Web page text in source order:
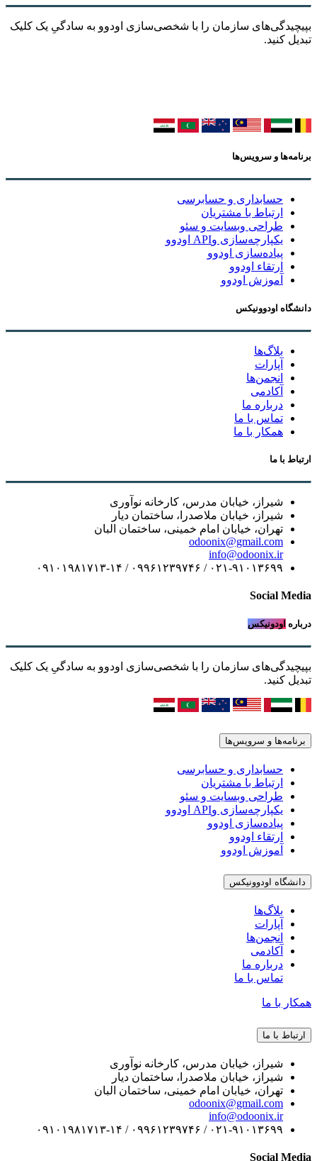
بپیچیدگی‌های سازمان را با شخصی‌سازی اودوو به سادگیِ یک کلیک
تبدیل کنید.
برنامه‌ها و سرویس‌ها
حسابداری و حسابرسی
ارتباط با مشتریان
طراحی وبسایت و سئو
یکپارچه‌سازی وAPI اودوو
پیاده‌سازی اودوو
ارتقاء اودوو
آموزش اودوو
دانشگاه اودوونیکس
بلاگ‌ها
آپارات
انجمن‌ها
آکادمی
درباره ما
تماس با ما
همکار با ما
ارتباط با ما
شیراز، خیابان مدرس، کارخانه نوآوری
شیراز، خیابان ملاصدرا، ساختمان دیار
تهران، خیابان امام خمینی، ساختمان البان
odoonix@gmail.com
info@odoonix.ir
۰۲۱-۹۱۰۱۳۶۹۹ / ۰۹۹۶۱۲۳۹۷۴۶ / ۰۹۱۰۱۹۸۱۷۱۳-۱۴
Social Media
درباره اودونیکس
بپیچیدگی‌های سازمان را با شخصی‌سازی اودوو به سادگیِ یک کلیک
تبدیل کنید.
برنامه‌ها و سرویس‌ها
حسابداری و حسابرسی
ارتباط با مشتریان
طراحی وبسایت و سئو
یکپارچه‌سازی وAPI اودوو
پیاده‌سازی اودوو
ارتقاء اودوو
آموزش اودوو
دانشگاه اودوونیکس
بلاگ‌ها
آپارات
انجمن‌ها
آکادمی
درباره ما
تماس با ما
همکار با ما
ارتباط با ما
شیراز، خیابان مدرس، کارخانه نوآوری
شیراز، خیابان ملاصدرا، ساختمان دیار
تهران، خیابان امام خمینی، ساختمان البان
odoonix@gmail.com
info@odoonix.ir
۰۲۱-۹۱۰۱۳۶۹۹ / ۰۹۹۶۱۲۳۹۷۴۶ / ۰۹۱۰۱۹۸۱۷۱۳-۱۴
Social Media